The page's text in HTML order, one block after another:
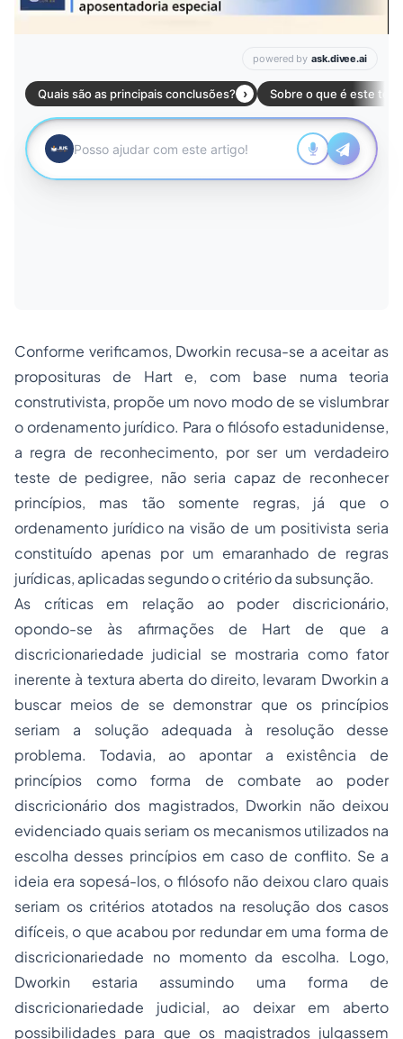
Conforme verificamos, Dworkin recusa-se a aceitar as
proposituras de Hart e, com base numa teoria
construtivista, propõe um novo modo de se vislumbrar
o ordenamento jurídico. Para o filósofo estadunidense,
a regra de reconhecimento, por ser um verdadeiro
teste de pedigree, não seria capaz de reconhecer
princípios, mas tão somente regras, já que o
ordenamento jurídico na visão de um positivista seria
constituído apenas por um emaranhado de regras
jurídicas, aplicadas segundo o critério da subsunção.
As críticas em relação ao poder discricionário,
opondo-se às afirmações de Hart de que a
discricionariedade judicial se mostraria como fator
inerente à textura aberta do direito, levaram Dworkin a
buscar meios de se demonstrar que os princípios
seriam a solução adequada à resolução desse
problema. Todavia, ao apontar a existência de
princípios como forma de combate ao poder
discricionário dos magistrados, Dworkin não deixou
evidenciado quais seriam os mecanismos utilizados na
escolha desses princípios em caso de conflito. Se a
ideia era sopesá-los, o filósofo não deixou claro quais
seriam os critérios atotados na resolução dos casos
difíceis, o que acabou por redundar em uma forma de
discricionariedade no momento da escolha. Logo,
Dworkin estaria assumindo uma forma de
discricionariedade judicial, ao deixar em aberto
possibilidades para que os magistrados julgassem